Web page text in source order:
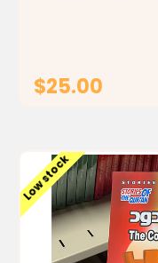
$25.00
Low stock